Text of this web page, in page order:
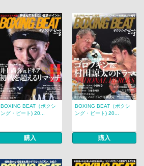
BOXING BEAT（ボクシ
ング・ビート) 20...
購入
BOXING BEAT（ボクシ
ング・ビート) 20...
購入